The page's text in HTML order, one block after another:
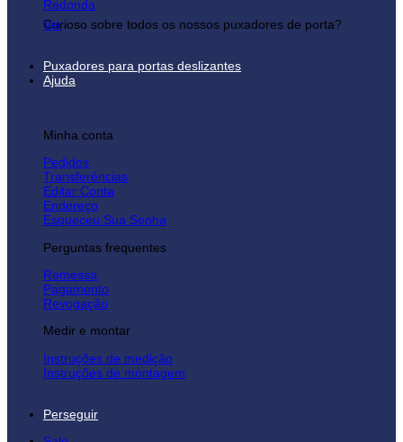
Redonda
Curioso sobre todos os nossos puxadores de porta?
Ver
Puxadores para portas deslizantes
Ajuda
Minha conta
Pedidos
Transferências
Editar Conta
Endereço
Esqueceu Sua Senha
Perguntas frequentes
Remessa
Pagamento
Revogação
Medir e montar
Instruções de medição
Instruções de montagem
Perseguir